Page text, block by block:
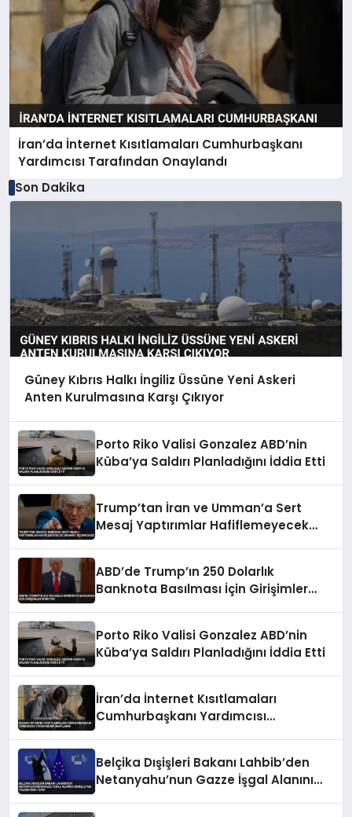
İran’da İnternet Kısıtlamaları Cumhurbaşkanı
Yardımcısı Tarafından Onaylandı
Son Dakika
Güney Kıbrıs Halkı İngiliz Üssüne Yeni Askeri
Anten Kurulmasına Karşı Çıkıyor
Porto Riko Valisi Gonzalez ABD’nin
Küba’ya Saldırı Planladığını İddia Etti
Trump’tan İran ve Umman’a Sert
Mesaj Yaptırımlar Hafiflemeyecek
ABD’de Trump’ın 250 Dolarlık
Banknota Basılması İçin Girişimler
Porto Riko Valisi Gonzalez ABD’nin
Küba’ya Saldırı Planladığını İddia Etti
İran’da İnternet Kısıtlamaları
Cumhurbaşkanı Yardımcısı
Belçika Dışişleri Bakanı Lahbib’den
Netanyahu’nun Gazze İşgal Alanını